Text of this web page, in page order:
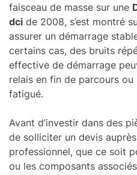
faisceau de masse sur une
dci de 2008, s’est montré
assurer un démarrage
certains cas, des bruits
effective de démarrage
relais en fin de parcours ou
fatigué.
Avant d’investir dans des
de solliciter un devis auprès
professionnel, que ce soit
ou les composants